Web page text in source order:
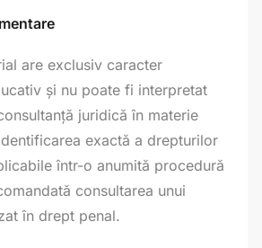
are exclusiv caracter
și nu poate fi interpretat
juridică în materie
exactă a drepturilor
într-o anumită procedură
consultarea unui
în drept penal.